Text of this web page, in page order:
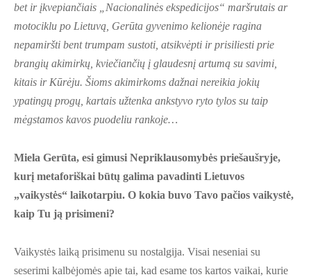
bet ir įkvepiančiais „Nacionalinės ekspedicijos“ maršrutais ar
motociklu po Lietuvą, Gerūta gyvenimo kelionėje ragina
nepamiršti bent trumpam sustoti, atsikvėpti ir prisiliesti prie
brangių akimirkų, kviečiančių į glaudesnį artumą su savimi,
kitais ir Kūrėju. Šioms akimirkoms dažnai nereikia jokių
ypatingų progų, kartais užtenka ankstyvo ryto tylos su taip
mėgstamos kavos puodeliu rankoje…
Miela Gerūta, esi gimusi Nepriklausomybės priešaušryje,
kurį metaforiškai būtų galima pavadinti Lietuvos
„vaikystės“ laikotarpiu. O kokia buvo Tavo pačios vaikystė,
kaip Tu ją prisimeni?
Vaikystės laiką prisimenu su nostalgija. Visai neseniai su
seserimi kalbėjomės apie tai, kad esame tos kartos vaikai, kurie